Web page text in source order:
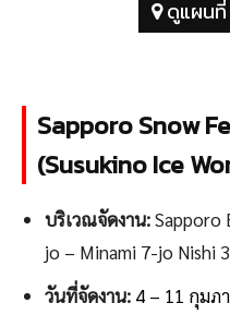
ดูแผนที่
Sapporo Snow
(Susukino Ice
บริเวณจัดงาน:Sapporo
jo – Minami 7-jo Nishi
วันที่จัดงาน: 4 – 11 กุมภ